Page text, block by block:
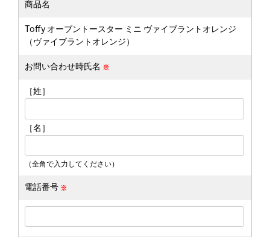
商品名
Toffy オーブントースター ミニ ヴァイブラントオレンジ
（ヴァイブラントオレンジ）
お問い合わせ時氏名
［姓］
［名］
（全角で入力してください）
電話番号